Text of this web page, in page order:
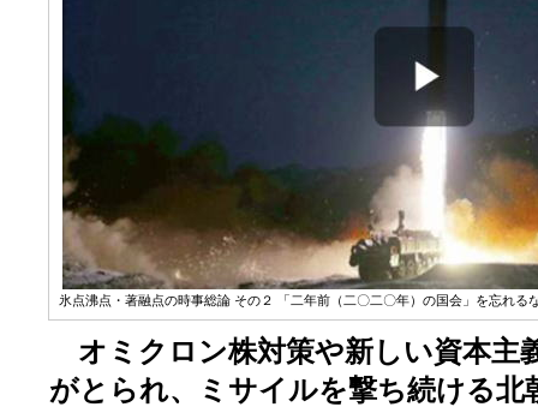
氷点沸点・著融点の時事総論 その２ 「二年前（二〇二〇年）の国会」を忘れる
オミクロン株対策や新しい資本主
がとられ、ミサイルを撃ち続ける北